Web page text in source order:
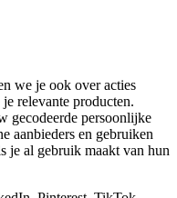
we je ook over acties
relevante producten.
gecodeerde persoonlijke
aanbieders en gebruiken
je al gebruik maakt van hun